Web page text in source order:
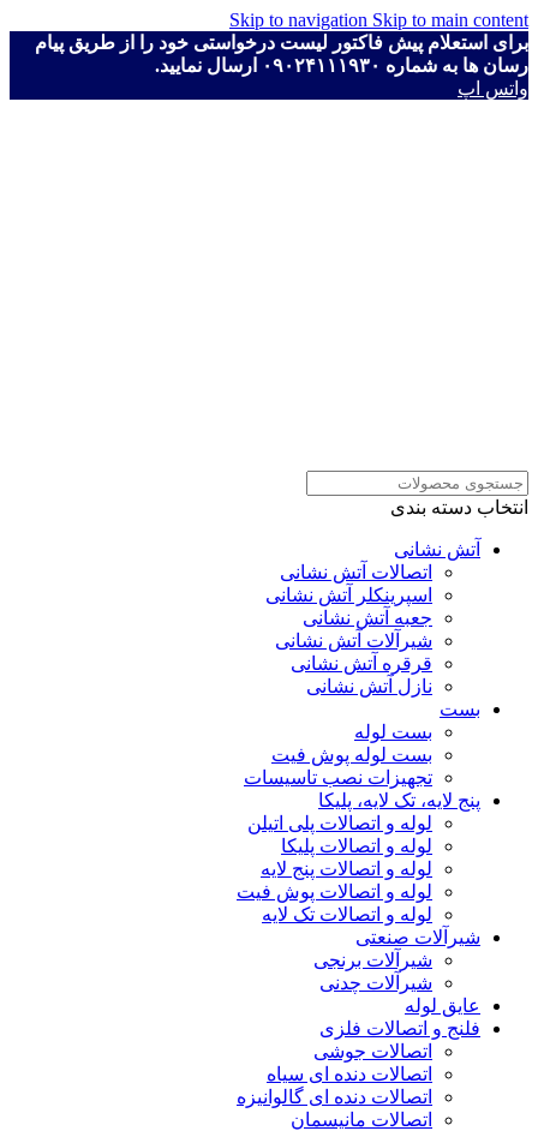
Skip to navigation Skip to main content
برای استعلام پیش فاکتور لیست درخواستی خود را از طریق پیام
رسان ها به شماره ۰۹۰۲۴۱۱۱۹۳۰ ارسال نمایید.
واتس اپ
انتخاب دسته بندی
آتش نشانی
اتصالات آتش نشانی
اسپرینکلر آتش نشانی
جعبه آتش نشانی
شیرآلات آتش نشانی
قرقره آتش نشانی
نازل آتش نشانی
بست
بست لوله
بست لوله پوش فیت
تجهیزات نصب تاسیسات
پنج لایه، تک لایه، پلیکا
لوله و اتصالات پلی اتیلن
لوله و اتصالات پلیکا
لوله و اتصالات پنج لایه
لوله و اتصالات پوش فیت
لوله و اتصالات تک لایه
شیرآلات صنعتی
شیرآلات برنجی
شیرآلات چدنی
عایق لوله
فلنج و اتصالات فلزی
اتصالات جوشی
اتصالات دنده ای سیاه
اتصالات دنده ای گالوانیزه
اتصالات مانیسمان